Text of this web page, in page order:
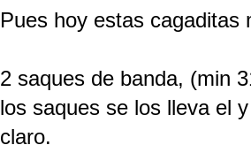
Pues hoy estas
2 saques de banda, (min
los saques se los lleva el
claro.